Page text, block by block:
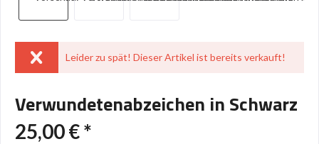
Leider zu spät! Dieser Artikel ist bereits verkauft!
Verwundetenabzeichen in Schwarz
25,00 € *